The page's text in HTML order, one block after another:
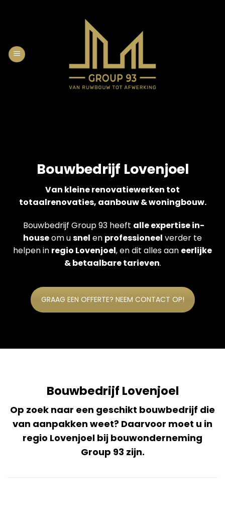
Bouwbedrijf Lovenjoel
Van kleine renovatiewerken tot
totaalrenovaties, aanbouw & woningbouw.
Bouwbedrijf Group 93 heeft alle expertise in-
houseom usnel en professioneel verder te
helpen in regio Lovenjoel, en dit alles aan eerlijke
& betaalbare tarieven.
GRAAG EEN OFFERTE? NEEM CONTACT OP!
Bouwbedrijf Lovenjoel
Op zoek naar een geschikt bouwbedrijf die
van aanpakken weet? Daarvoor moet u in
regio Lovenjoel bij bouwonderneming
Group 93 zijn.